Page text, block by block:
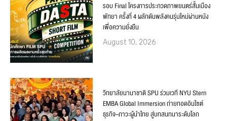
รอบ Final โครงการประกวดภาพยนตร์สั้นเมือง
พัทยา ครั้งที่ 4 ผลักดันพลังคนรุ่นใหม่ผ่านหนัง
เพื่อความยั่งยืน
August 10, 2026
วิทยาลัยนานาชาติ SPU ร่วมเวที NYU Stern
EMBA Global Immersion ถ่ายทอดอินไซต์
ธุรกิจ–ภาวะผู้นำไทย สู่บทสนทนาระดับโลก